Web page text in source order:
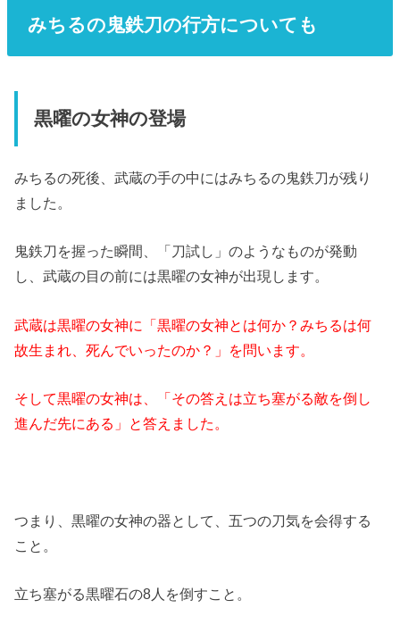
みちるの鬼鉄刀の行方についても
黒曜の女神の登場
みちるの死後、武蔵の手の中にはみちるの鬼鉄刀が残り
ました。
鬼鉄刀を握った瞬間、「刀試し」のようなものが発動
し、武蔵の目の前には黒曜の女神が出現します。
武蔵は黒曜の女神に「黒曜の女神とは何か？みちるは何
故生まれ、死んでいったのか？」を問います。
そして黒曜の女神は、「その答えは立ち塞がる敵を倒し
進んだ先にある」と答えました。
つまり、黒曜の女神の器として、五つの刀気を会得する
こと。
立ち塞がる黒曜石の8人を倒すこと。